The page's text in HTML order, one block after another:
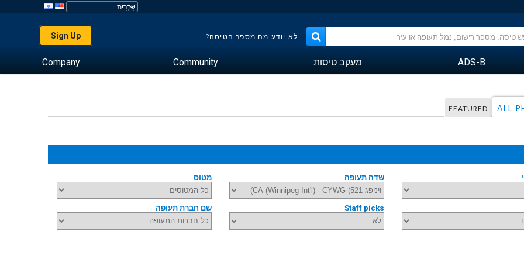
לא יודע מה מספר הטיסה? Sign Up
ADS-B מעקב טיסות Community
Company
FEATURED ALL
מטוס שדה תעופה
שם חברת תעופה Staff picks